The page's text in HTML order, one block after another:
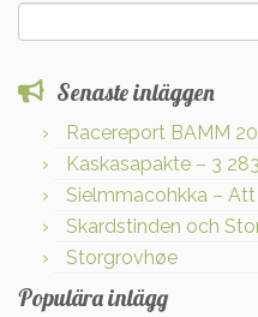
efter:
Senaste inläggen
Racereport BAMM
Kaskasapakte – 3
Sielmmacohkka –
Skardstinden och
Storgrovhøe
Populära inlägg